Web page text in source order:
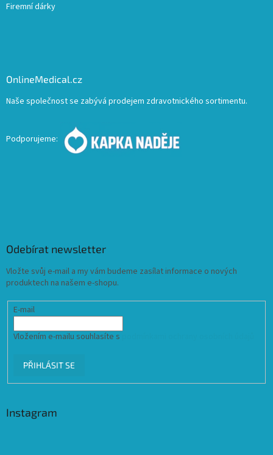
Firemní dárky
OnlineMedical.cz
Naše společnost se zabývá prodejem zdravotnického sortimentu.
Podporujeme:
Odebírat newsletter
Vložte svůj e-mail a my vám budeme zasílat informace o nových
produktech na našem e-shopu.
E-mail
Vložením e-mailu souhlasíte s
PŘIHLÁSIT SE
Instagram